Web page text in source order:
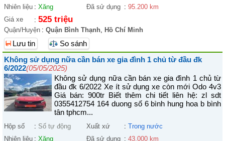
Nhiên liệu : Xăng Đã sử dụng : 95.200 km
Giá xe
: 525 triệu
Quận/Huyện : Quận Bình Thạnh, Hồ Chí Minh
Lưu tin
So sánh
Không sử dụng nữa cần bán xe gia đình 1 chủ từ đầu đk
6/2022(05/05/2025)
Không sử dụng nữa cần bán xe gia đình 1 chủ từ
đầu đk 6/2022 Xe ít sử dụng xe còn mới Odo 4v3
Giá bán: 900tr Biết thêm chi tiết liên hệ: zl sdt
0355412754 164 duong số 6 bình hung hoa b bình
tân tphcm...
Hộp số : Số tự động Xuất xứ : Trong nước
Nhiên liệu : Xăng Đã sử dụng : 43.000 km